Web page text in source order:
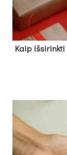
Kaip išsirinkti